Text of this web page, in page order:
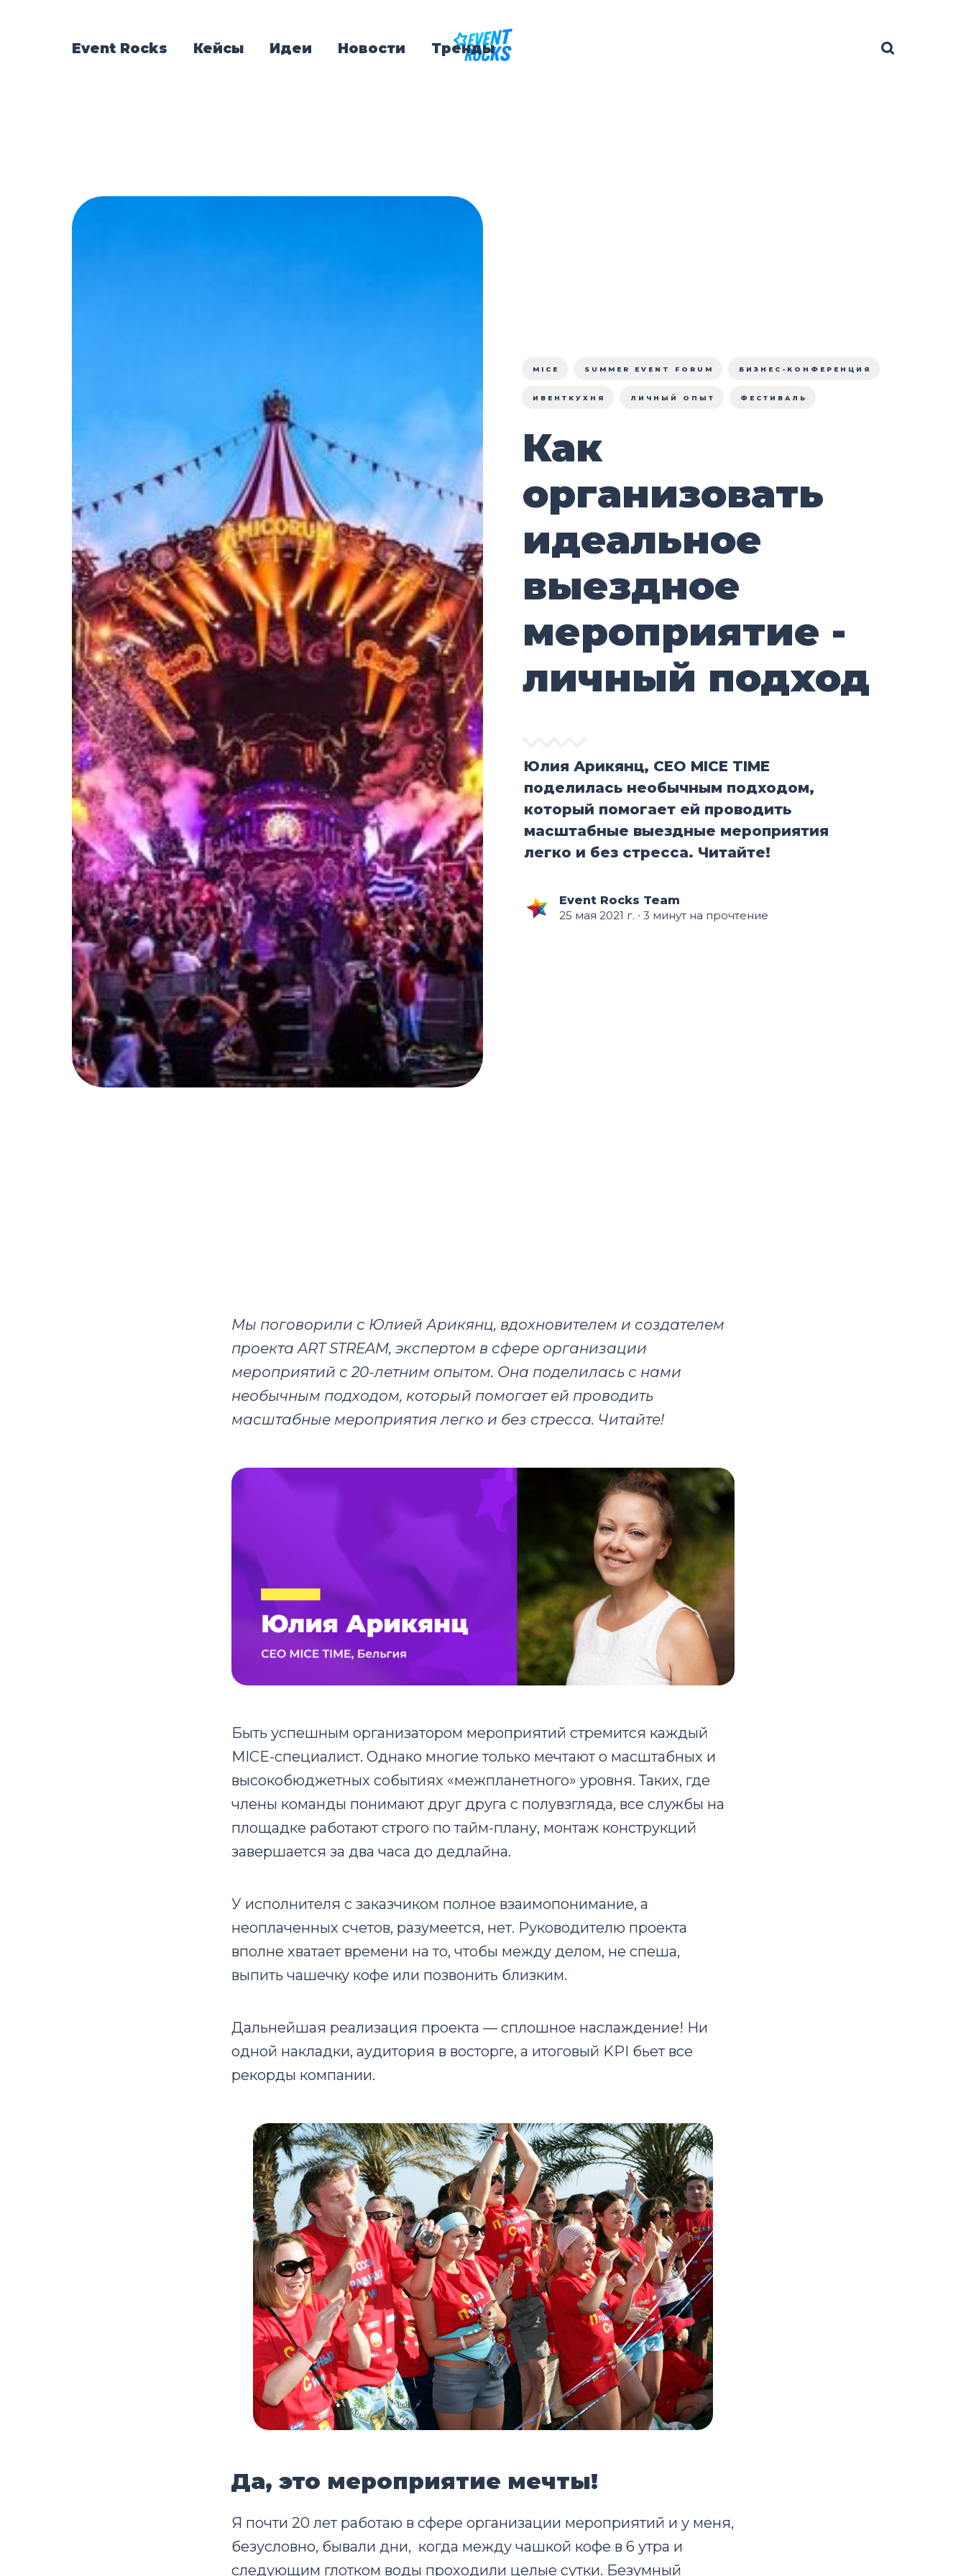
Event Rocks Кейсы Идеи Новости Тренды
MICE SUMMER EVENT FORUM БИЗНЕС-КОНФЕРЕНЦИЯ
ИВЕНТКУХНЯ ЛИЧНЫЙ ОПЫТ ФЕСТИВАЛЬ
Как
организовать
идеальное
выездное
мероприятие -
личный подход
Юлия Арикянц, CEO MICE TIME
поделилась необычным подходом,
который помогает ей проводить
масштабные выездные мероприятия
легко и без стресса. Читайте!
Event Rocks Team
25 мая 2021 г. ∙ 3 минут на прочтение
Мы поговорили с Юлией Арикянц, вдохновителем и создателем
проекта ART STREAM, экспертом в сфере организации
мероприятий с 20-летним опытом. Она поделилась с нами
необычным подходом, который помогает ей проводить
масштабные мероприятия легко и без стресса. Читайте!
Быть успешным организатором мероприятий стремится каждый
MICE-специалист. Однако многие только мечтают о масштабных и
высокобюджетных событиях «межпланетного» уровня. Таких, где
члены команды понимают друг друга с полувзгляда, все службы на
площадке работают строго по тайм-плану, монтаж конструкций
завершается за два часа до дедлайна.
У исполнителя с заказчиком полное взаимопонимание, а
неоплаченных счетов, разумеется, нет. Руководителю проекта
вполне хватает времени на то, чтобы между делом, не спеша,
выпить чашечку кофе или позвонить близким.
Дальнейшая реализация проекта — сплошное наслаждение! Ни
одной накладки, аудитория в восторге, а итоговый KPI бьет все
рекорды компании.
Да, это мероприятие мечты!
Я почти 20 лет работаю в сфере организации мероприятий и у меня,
безусловно, бывали дни, когда между чашкой кофе в 6 утра и
следующим глотком воды проходили целые сутки. Безумный